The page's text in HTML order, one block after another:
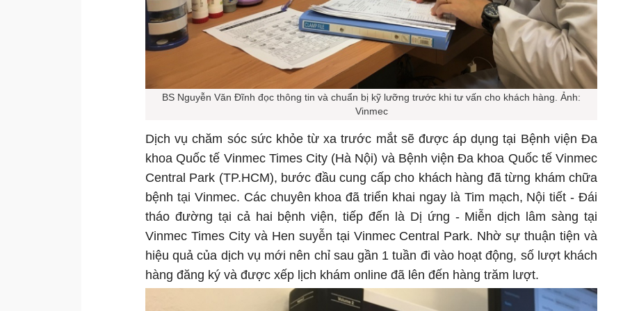
BS Nguyễn Văn Đĩnh đọc thông tin và chuẩn bị kỹ lưỡng trước khi tư vấn cho khách hàng. Ảnh:
Vinmec
Dịch vụ chăm sóc sức khỏe từ xa trước mắt sẽ được áp dụng tại Bệnh viện Đa
khoa Quốc tế Vinmec Times City (Hà Nội) và Bệnh viện Đa khoa Quốc tế Vinmec
Central Park (TP.HCM), bước đầu cung cấp cho khách hàng đã từng khám chữa
bệnh tại Vinmec. Các chuyên khoa đã triển khai ngay là Tim mạch, Nội tiết - Đái
tháo đường tại cả hai bệnh viện, tiếp đến là Dị ứng - Miễn dịch lâm sàng tại
Vinmec Times City và Hen suyễn tại Vinmec Central Park. Nhờ sự thuận tiện và
hiệu quả của dịch vụ mới nên chỉ sau gần 1 tuần đi vào hoạt động, số lượt khách
hàng đăng ký và được xếp lịch khám online đã lên đến hàng trăm lượt.